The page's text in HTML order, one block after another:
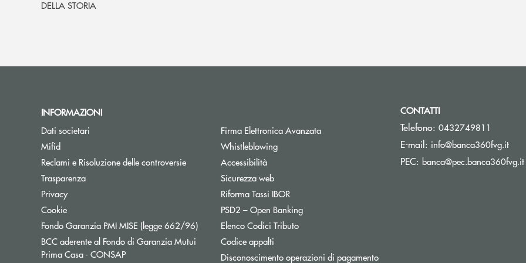
DELLA STORIA
INFORMAZIONI
Dati societari
Mifid
Reclami e Risoluzione delle controversie
Trasparenza
Privacy
Cookie
Fondo Garanzia PMI MISE (legge 662/96)Apre una nuova finestra
BCC aderente al Fondo di Garanzia Mutui
Prima Casa - CONSAPApre una nuova finestra
Firma Elettronica Avanzata
WhistleblowingApre una nuova finestra
Accessibilità
Sicurezza web
Riforma Tassi IBORApre una nuova finestra
PSD2 – Open BankingApre una nuova finestra
Elenco Codici TributoApre una nuova finestra
Codice appalti
Disconoscimento operazioni di pagamento
CONTATTI
Telefono: 0432749811
E-mail: info@banca360fvg.it(si
PEC: banca@pec.banca360fvg.it